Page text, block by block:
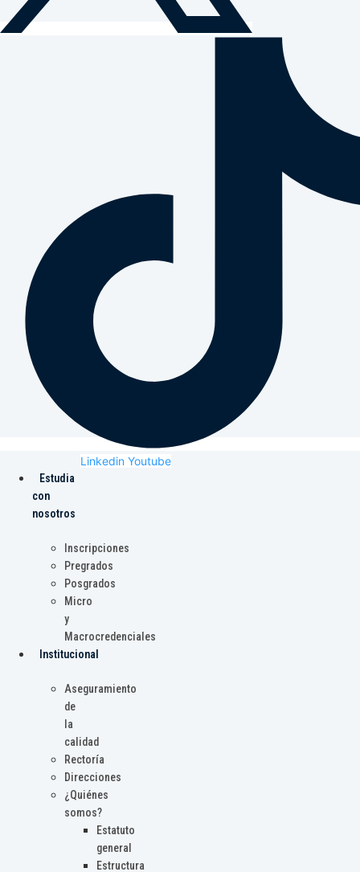
Linkedin Youtube
Estudia
con
nosotros
Inscripciones
Pregrados
Posgrados
Micro
y
Macrocredenciales
Institucional
Aseguramiento
de
la
calidad
Rectoría
Direcciones
¿Quiénes
somos?
Estatuto
general
Estructura